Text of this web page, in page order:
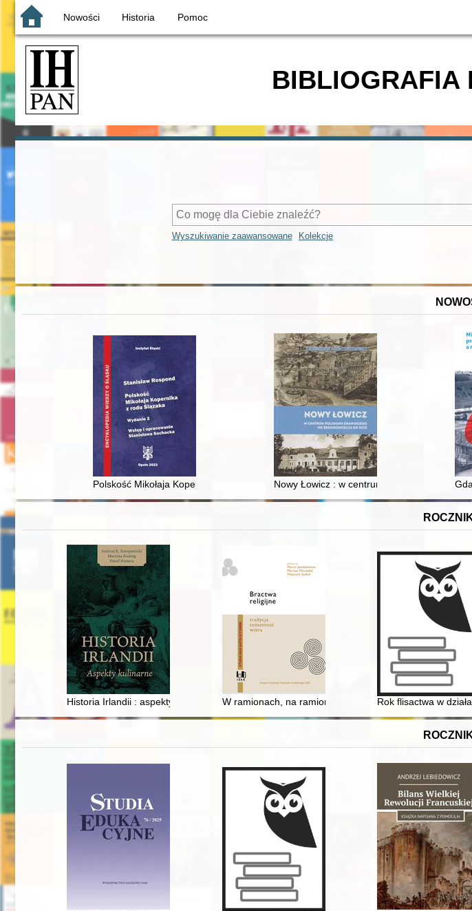
Nowości Historia Pomoc
BIBLIOGRAFIA
Wyszukiwanie zaawansowane Kolekcje
Polskość Mikołaja Kopernika z rodu ŚlązakaNowy Łowicz : w centrum poligonu
Historia Irlandii : aspekty kulinarne W ramionach, na ramionach i wśród ramion - o
Rok flisactwa w